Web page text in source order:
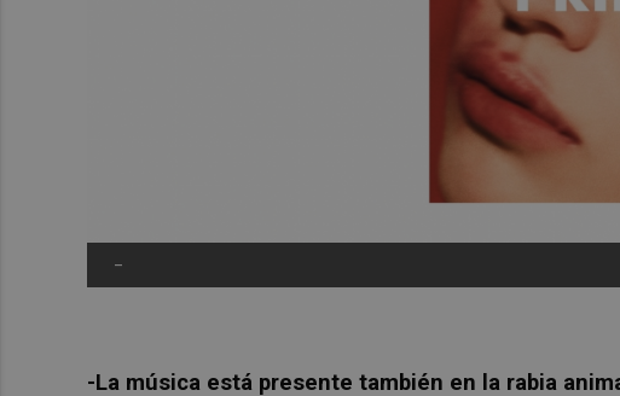
-
-La música está presente también en la rabia